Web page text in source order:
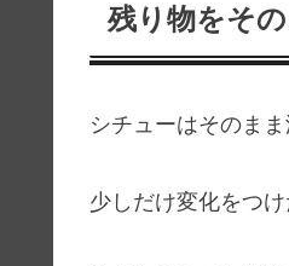
残り物をそ
シチューはそのま
少しだけ変化をつ